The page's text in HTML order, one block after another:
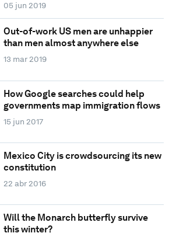
05 jun 2019
Out-of-work US men are unhappier
than men almost anywhere else
13 mar 2019
How Google searches could help
governments map immigration flows
15 jun 2017
Mexico City is crowdsourcing its new
constitution
22 abr 2016
Will the Monarch butterfly survive
this winter?